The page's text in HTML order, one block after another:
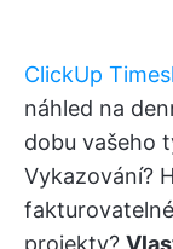
ClickUp
náhled na
dobu vašeho
Vykazování?
projekty?